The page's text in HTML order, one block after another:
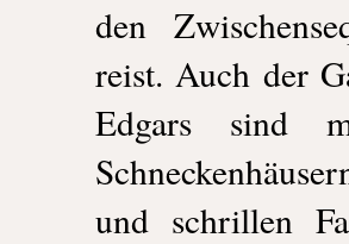
den
reist. Auch der
Edgars sind
und schrillen